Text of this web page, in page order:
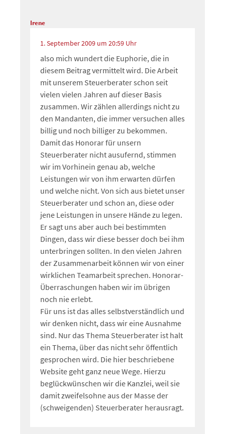
Irene
1. September 2009 um 20:59 Uhr
also mich wundert die Euphorie, die in
diesem Beitrag vermittelt wird. Die Arbeit
mit unserem Steuerberater schon seit
vielen vielen Jahren auf dieser Basis
zusammen. Wir zählen allerdings nicht zu
den Mandanten, die immer versuchen alles
billig und noch billiger zu bekommen.
Damit das Honorar für unsern
Steuerberater nicht ausufernd, stimmen
wir im Vorhinein genau ab, welche
Leistungen wir von ihm erwarten dürfen
und welche nicht. Von sich aus bietet unser
Steuerberater und schon an, diese oder
jene Leistungen in unsere Hände zu legen.
Er sagt uns aber auch bei bestimmten
Dingen, dass wir diese besser doch bei ihm
unterbringen sollten. In den vielen Jahren
der Zusammenarbeit können wir von einer
wirklichen Teamarbeit sprechen. Honorar-
Überraschungen haben wir im übrigen
noch nie erlebt.
Für uns ist das alles selbstverständlich und
wir denken nicht, dass wir eine Ausnahme
sind. Nur das Thema Steuerberater ist halt
ein Thema, über das nicht sehr öffentlich
gesprochen wird. Die hier beschriebene
Website geht ganz neue Wege. Hierzu
beglückwünschen wir die Kanzlei, weil sie
damit zweifelsohne aus der Masse der
(schweigenden) Steuerberater herausragt.